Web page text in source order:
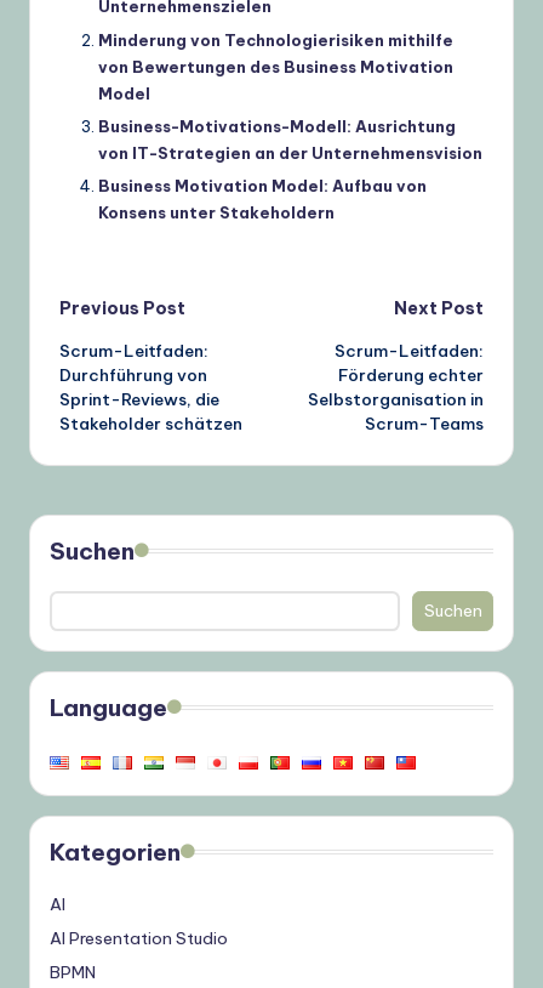
Unternehmenszielen
Minderung von Technologierisiken mithilfe
von Bewertungen des Business Motivation
Model
Business-Motivations-Modell: Ausrichtung
von IT-Strategien an der Unternehmensvision
Business Motivation Model: Aufbau von
Konsens unter Stakeholdern
Post
navigation
Previous Post
Scrum-Leitfaden:
Durchführung von
Sprint-Reviews, die
Stakeholder schätzen
Next Post
Scrum-Leitfaden:
Förderung echter
Selbstorganisation in
Scrum-Teams
Suchen
Suchen
Language
Kategorien
AI
AI Presentation Studio
BPMN